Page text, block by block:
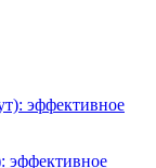
эффективное